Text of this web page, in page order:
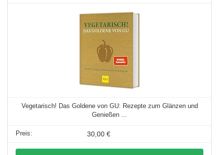
Vegetarisch! Das Goldene von GU: Rezepte zum Glänzen und
Genießen ...
30,00 €